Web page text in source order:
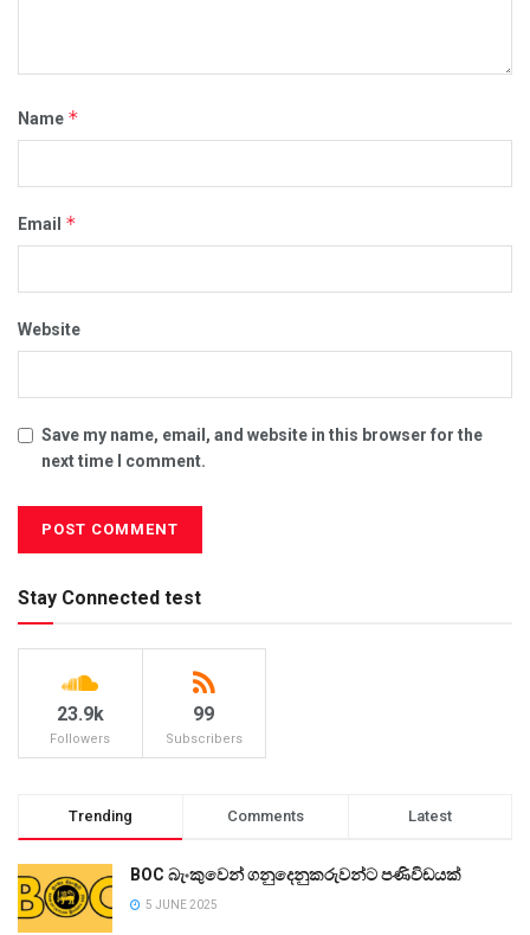
Name *
Email *
Website
Save my name, email, and website in this browser for the
next time I comment.
Stay Connected test
23.9k
Followers
99
Subscribers
Trending Comments Latest
BOC බැංකුවෙන් ගනුදෙනුකරුවන්ට පණිවිඩයක්
5 JUNE 2025